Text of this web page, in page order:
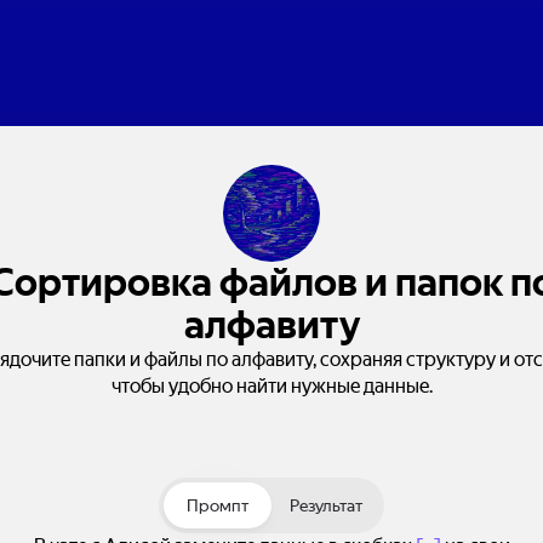
файлов и папок
алфавиту
папки и файлы по алфавиту, сохраняя структуру и
чтобы удобно найти нужные данные.
Промпт Результат